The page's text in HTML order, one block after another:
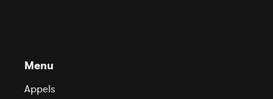
Menu
Appels